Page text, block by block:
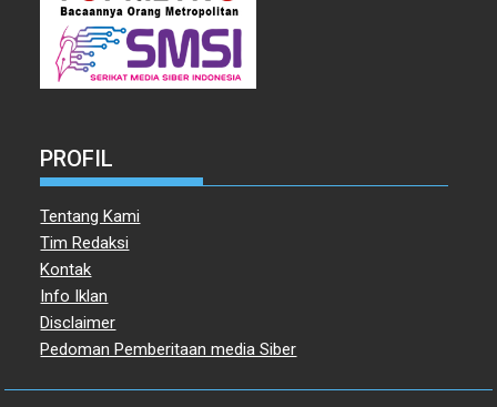
PROFIL
Tentang Kami
Tim Redaksi
Kontak
Info Iklan
Disclaimer
Pedoman Pemberitaan media Siber